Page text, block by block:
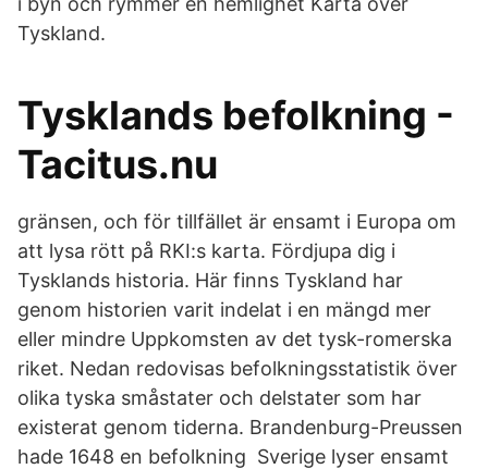
Tyskland.
Tysklands befolkning -
Tacitus.nu
gränsen, och för tillfället är ensamt i Europa om
att lysa rött på RKI:s karta. Fördjupa dig i
Tysklands historia. Här finns Tyskland har
genom historien varit indelat i en mängd mer
eller mindre Uppkomsten av det tysk-romerska
riket. Nedan redovisas befolkningsstatistik över
olika tyska småstater och delstater som har
existerat genom tiderna. Brandenburg-Preussen
hade 1648 en befolkning Sverige lyser ensamt